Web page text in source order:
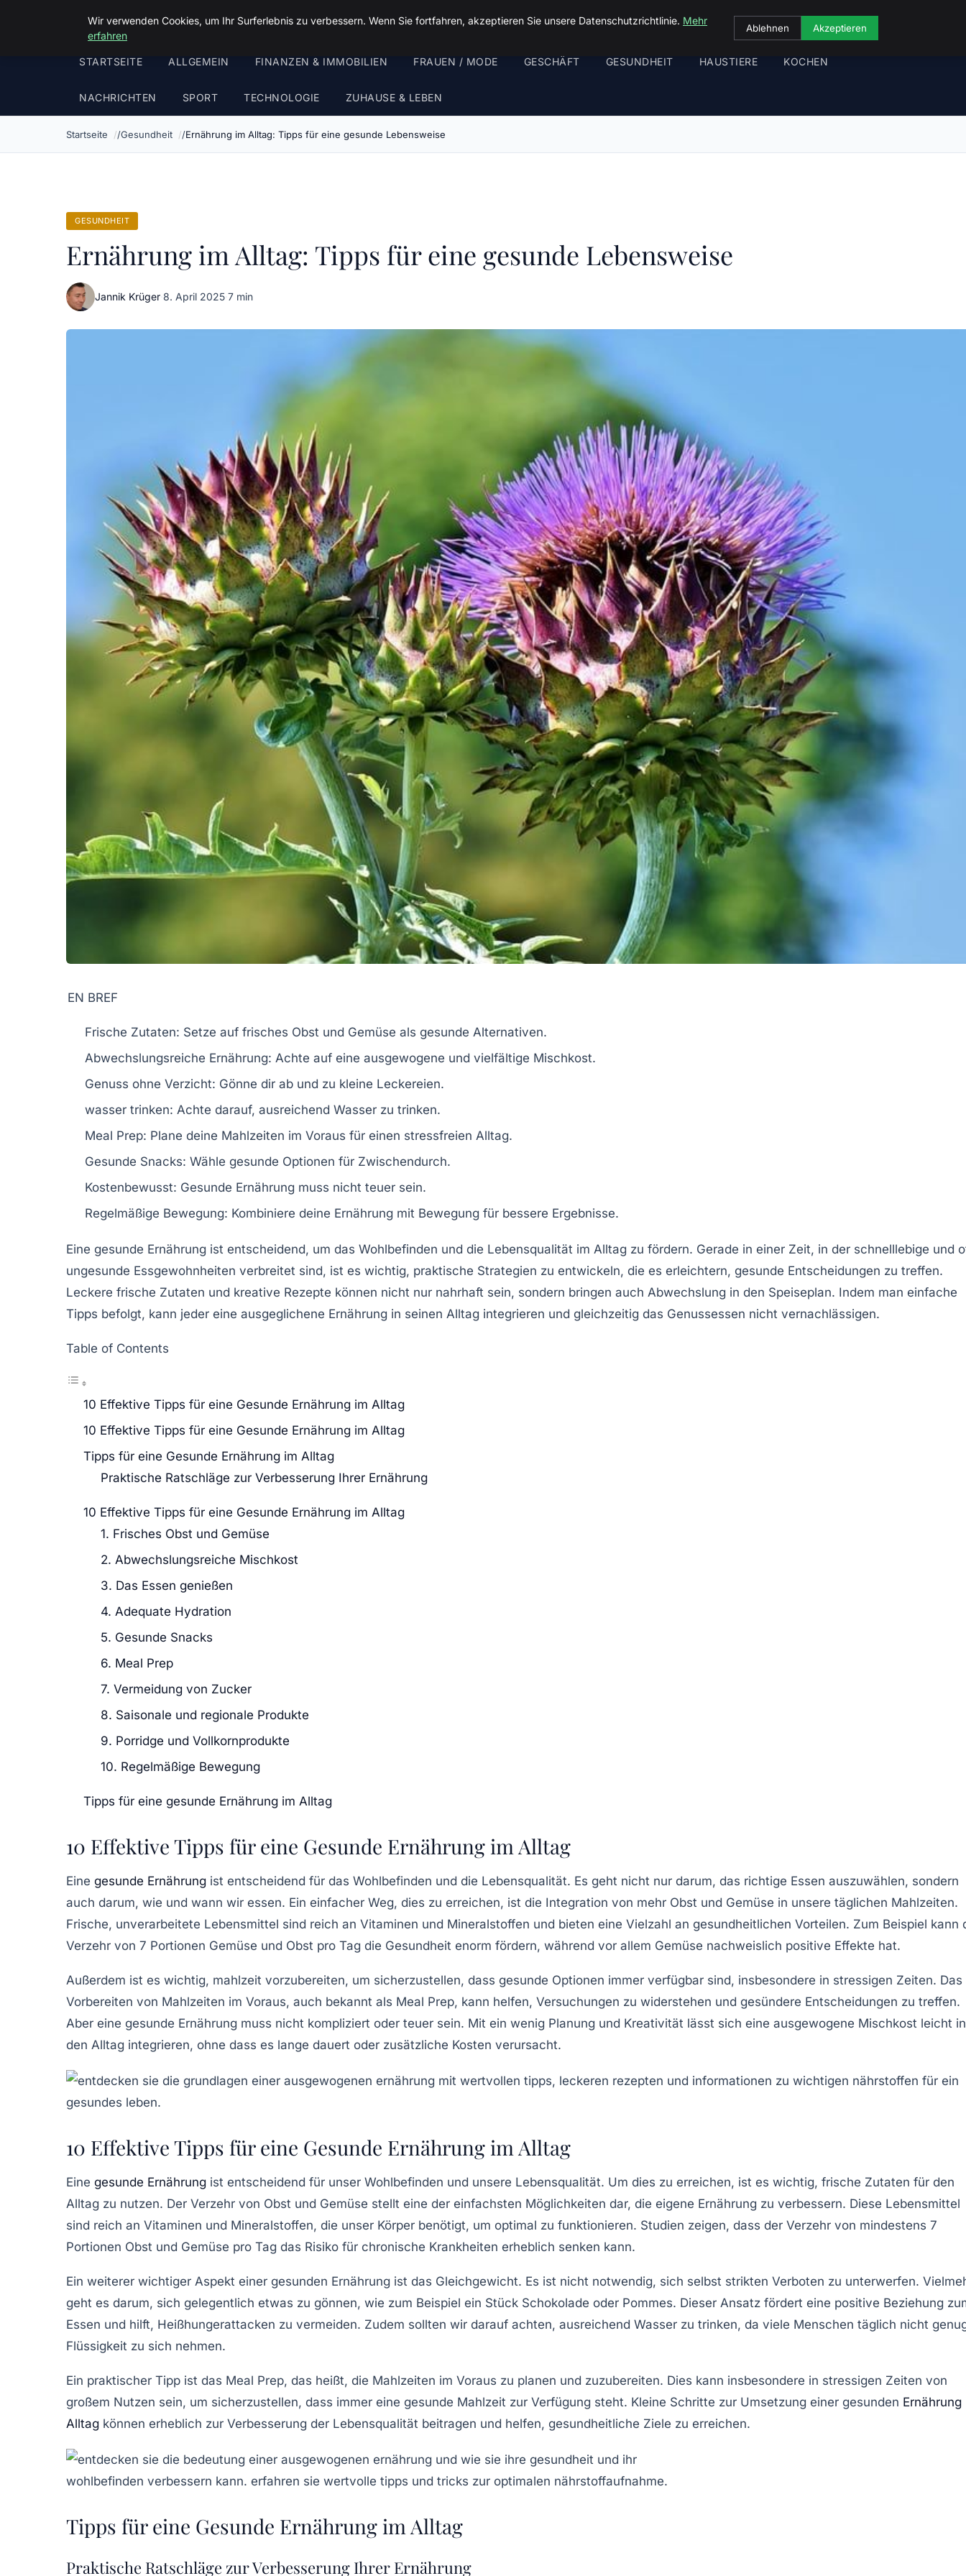
Malzminden
STARTSEITE ALLGEMEIN FINANZEN & IMMOBILIEN FRAUEN / MODE GESCHÄFT GESUNDHEIT HAUSTIERE KOCHEN
NACHRICHTEN SPORT TECHNOLOGIE ZUHAUSE & LEBEN
Startseite Gesundheit Ernährung im Alltag: Tipps für eine gesunde Lebensweise
GESUNDHEIT
Ernährung im Alltag: Tipps für eine gesunde Lebensweise
Jannik Krüger·8. April 2025·7 min
EN BREF
Frische Zutaten: Setze auf frisches Obst und Gemüse als gesunde Alternativen.
Abwechslungsreiche Ernährung: Achte auf eine ausgewogene und vielfältige Mischkost.
Genuss ohne Verzicht: Gönne dir ab und zu kleine Leckereien.
wasser trinken: Achte darauf, ausreichend Wasser zu trinken.
Meal Prep: Plane deine Mahlzeiten im Voraus für einen stressfreien Alltag.
Gesunde Snacks: Wähle gesunde Optionen für Zwischendurch.
Kostenbewusst: Gesunde Ernährung muss nicht teuer sein.
Regelmäßige Bewegung: Kombiniere deine Ernährung mit Bewegung für bessere Ergebnisse.
Eine gesunde Ernährung ist entscheidend, um das Wohlbefinden und die Lebensqualität im Alltag zu fördern. Gerade in einer Zeit, in der schnelllebige und
ungesunde Essgewohnheiten verbreitet sind, ist es wichtig, praktische Strategien zu entwickeln, die es erleichtern, gesunde Entscheidungen zu treffen.
Leckere frische Zutaten und kreative Rezepte können nicht nur nahrhaft sein, sondern bringen auch Abwechslung in den Speiseplan. Indem man einfache
Tipps befolgt, kann jeder eine ausgeglichene Ernährung in seinen Alltag integrieren und gleichzeitig das Genussessen nicht vernachlässigen.
Table of Contents
10 Effektive Tipps für eine Gesunde Ernährung im Alltag
10 Effektive Tipps für eine Gesunde Ernährung im Alltag
Tipps für eine Gesunde Ernährung im Alltag
Praktische Ratschläge zur Verbesserung Ihrer Ernährung
10 Effektive Tipps für eine Gesunde Ernährung im Alltag
1. Frisches Obst und Gemüse
2. Abwechslungsreiche Mischkost
3. Das Essen genießen
4. Adequate Hydration
5. Gesunde Snacks
6. Meal Prep
7. Vermeidung von Zucker
8. Saisonale und regionale Produkte
9. Porridge und Vollkornprodukte
10. Regelmäßige Bewegung
Tipps für eine gesunde Ernährung im Alltag
10 Effektive Tipps für eine Gesunde Ernährung im Alltag
Eine gesunde Ernährung ist entscheidend für das Wohlbefinden und die Lebensqualität. Es geht nicht nur darum, das richtige Essen auszuwählen, sondern
auch darum, wie und wann wir essen. Ein einfacher Weg, dies zu erreichen, ist die Integration von mehr Obst und Gemüse in unsere täglichen Mahlzeiten.
Frische, unverarbeitete Lebensmittel sind reich an Vitaminen und Mineralstoffen und bieten eine Vielzahl an gesundheitlichen Vorteilen. Zum Beispiel kann
Verzehr von 7 Portionen Gemüse und Obst pro Tag die Gesundheit enorm fördern, während vor allem Gemüse nachweislich positive Effekte hat.
Außerdem ist es wichtig, mahlzeit vorzubereiten, um sicherzustellen, dass gesunde Optionen immer verfügbar sind, insbesondere in stressigen Zeiten. Das
Vorbereiten von Mahlzeiten im Voraus, auch bekannt als Meal Prep, kann helfen, Versuchungen zu widerstehen und gesündere Entscheidungen zu treffen.
Aber eine gesunde Ernährung muss nicht kompliziert oder teuer sein. Mit ein wenig Planung und Kreativität lässt sich eine ausgewogene Mischkost leicht in
den Alltag integrieren, ohne dass es lange dauert oder zusätzliche Kosten verursacht.
10 Effektive Tipps für eine Gesunde Ernährung im Alltag
Eine gesunde Ernährung ist entscheidend für unser Wohlbefinden und unsere Lebensqualität. Um dies zu erreichen, ist es wichtig, frische Zutaten für den
Alltag zu nutzen. Der Verzehr von Obst und Gemüse stellt eine der einfachsten Möglichkeiten dar, die eigene Ernährung zu verbessern. Diese Lebensmittel
sind reich an Vitaminen und Mineralstoffen, die unser Körper benötigt, um optimal zu funktionieren. Studien zeigen, dass der Verzehr von mindestens 7
Portionen Obst und Gemüse pro Tag das Risiko für chronische Krankheiten erheblich senken kann.
Ein weiterer wichtiger Aspekt einer gesunden Ernährung ist das Gleichgewicht. Es ist nicht notwendig, sich selbst strikten Verboten zu unterwerfen.
geht es darum, sich gelegentlich etwas zu gönnen, wie zum Beispiel ein Stück Schokolade oder Pommes. Dieser Ansatz fördert eine positive Beziehung
Essen und hilft, Heißhungerattacken zu vermeiden. Zudem sollten wir darauf achten, ausreichend Wasser zu trinken, da viele Menschen täglich nicht
Flüssigkeit zu sich nehmen.
Ein praktischer Tipp ist das Meal Prep, das heißt, die Mahlzeiten im Voraus zu planen und zuzubereiten. Dies kann insbesondere in stressigen Zeiten von
großem Nutzen sein, um sicherzustellen, dass immer eine gesunde Mahlzeit zur Verfügung steht. Kleine Schritte zur Umsetzung einer gesunden Ernährung
Alltag können erheblich zur Verbesserung der Lebensqualität beitragen und helfen, gesundheitliche Ziele zu erreichen.
Tipps für eine Gesunde Ernährung im Alltag
Praktische Ratschläge zur Verbesserung Ihrer Ernährung
Wir verwenden Cookies, um Ihr Surferlebnis zu verbessern. Wenn Sie fortfahren, akzeptieren Sie unsere Datenschutzrichtlinie. Mehr
erfahren
Ablehnen Akzeptieren